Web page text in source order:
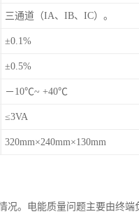
三通道（IA、IB、IC）。
±0.1%
±0.5%
－10℃~ +40℃
≤3VA
320mm×240mm×130mm
况。电能质量问题主要由终端